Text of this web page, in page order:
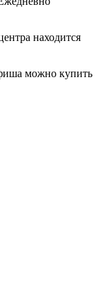
находится
можно купить